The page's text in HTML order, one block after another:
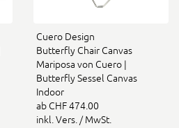
Cuero Design
Butterfly Chair Canvas
Mariposa von Cuero |
Butterfly Sessel Canvas
Indoor
ab CHF 474.00
inkl. Vers. / MwSt.